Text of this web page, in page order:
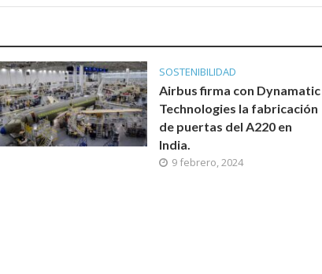
SOSTENIBILIDAD
Airbus firma con Dynamatic
Technologies la fabricación
de puertas del A220 en
India.
9 febrero, 2024